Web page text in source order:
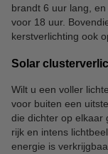
brandt 6 uur lang,
voor 18 uur.
kerstverlichting ook
Solar
Wilt u een voller
voor buiten een
die dichter op elkaar
rijk en intens
energie is